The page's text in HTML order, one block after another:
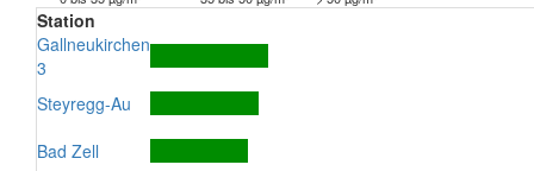
Station
Gallneukirchen
3
Steyregg-Au
Bad Zell